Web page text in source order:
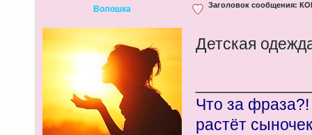
Волошка Заголовок сообщения:
Детская
Что за
растёт